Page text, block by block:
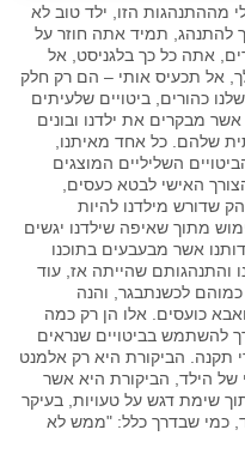
מההתנהגות הזו, ילד טוב לא
להתנהג, תמיד אתה חוזר על
אתה כל כך בלגניסט, אל
אל תכעיס אותי – הם רק חלק
כהורים, ביטויים שלעיתים
מבקרים את ילדנו ובונים
שלהם. כל אחד מאיתנו,
השליליים המוצגים
האישי לבטא כעסים,
שדורש מילדנו להיות
מתוך שאיפה שילדנו יגשים
אשר מבעבעים בתוכנו
והתנהגותם שהייתה אז, עוד
כמוהם לכשנתבגר, והנה
כועסים. אלו הן רק כמה
להשתמש בביטויים שנראים
תקנה. הביקורת היא רק אלמנט
של הילד, הביקורת היא אשר
שימת דגש על טעויות, בעיקר
כמי שבדרך כלל: "ממש לא